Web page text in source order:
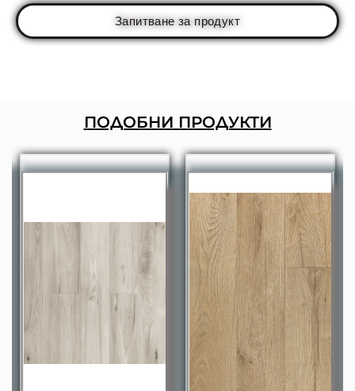
Запитване за продукт
ПОДОБНИ ПРОДУКТИ